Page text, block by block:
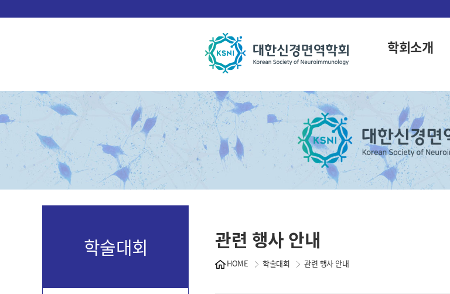
학회소개
학술대회 관련 행사 안내
HOME 학술대회 관련 행사 안내